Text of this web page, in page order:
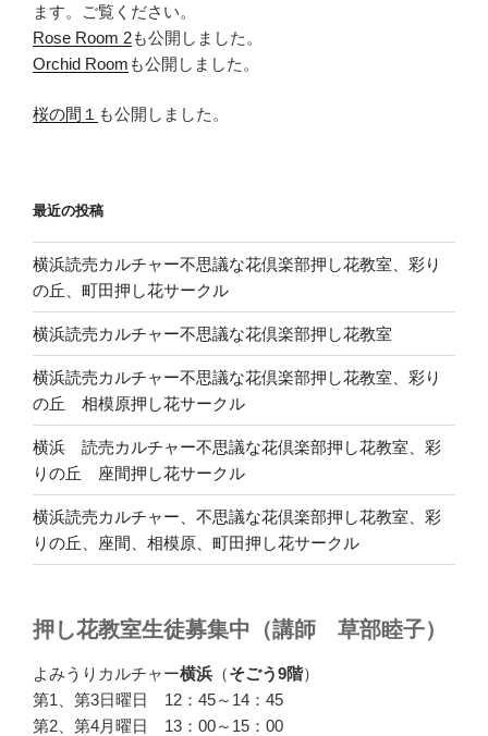
ます。ご覧ください。
Rose Room 2も公開しました。
Orchid Room も公開しました。
桜の間１ も公開しました。
最近の投稿
横浜読売カルチャー不思議な花倶楽部押し花教室、彩り
の丘、町田押し花サークル
横浜読売カルチャー不思議な花倶楽部押し花教室
横浜読売カルチャー不思議な花倶楽部押し花教室、彩り
の丘 相模原押し花サークル
横浜 読売カルチャー不思議な花倶楽部押し花教室、彩
りの丘 座間押し花サークル
横浜読売カルチャー、不思議な花倶楽部押し花教室、彩
りの丘、座間、相模原、町田押し花サークル
押し花教室生徒募集中（講師 草部睦子）
よみうりカルチャー横浜 （そごう9階）
第1、第3日曜日 12：45～14：45
第2、第4月曜日 13：00～15：00